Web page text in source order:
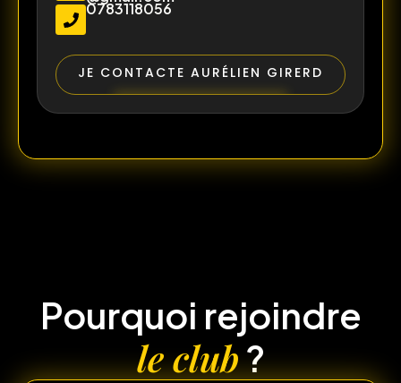
0783118056
JE CONTACTE AURÉLIEN GIRERD
Pourquoi rejoindre
le club?